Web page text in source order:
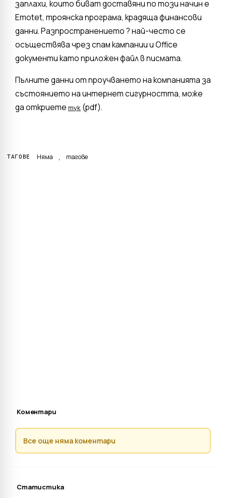
заплахи, които биват доставяни по този начин е
Emotet, троянска програма, крадяща финансови
данни. Разпространението ? най-често се
осъществява чрез спам кампании и Office
документи като приложен файл в писмата.
Пълните данни от проучването на компанията за
състоянието на интернет сигурността, може
да откриете тук (pdf).
ТАГОВЕ Няма , тагове
Коментари
Все още няма коментари
Статистика